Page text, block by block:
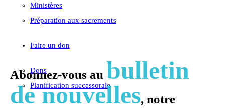
Ministères
Préparation aux sacrements
Faire un don
Dons
Planification successorale
Abonnez-vous au bulletin
de nouvelles, notre